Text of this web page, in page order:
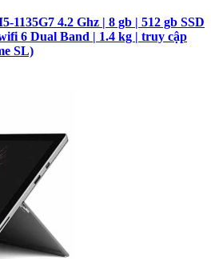
1135G7 4.2 Ghz | 8 gb | 512 gb SSD
6 Dual Band | 1.4 kg | truy cập
SL)